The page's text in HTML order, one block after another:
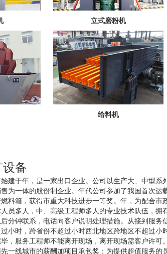
立式磨粉机
给料机
备
建于年，是一家出口企业。公司以生产大、中型系
为一体的股份制企业。年代公司参加了我国首次运
料箱，获得市重大科技进步一等奖。年，为配合市
员多人，中、高级工程师多人的专业技术队伍，拥
分钟联系，电话向客户说明处理措施。从接到服务
小时，跨省份不超过小时西北地区跨地区不超过小
，服务工程师不能离开现场，离开现场需客户许可
一线城市的薪酬加项目承包奖；为提供超值服务的